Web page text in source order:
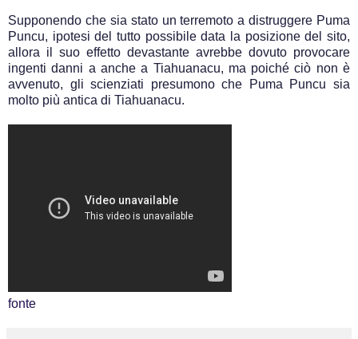
Supponendo che sia stato un terremoto a distruggere Puma
Puncu, ipotesi del tutto possibile data la posizione del sito,
allora il suo effetto devastante avrebbe dovuto provocare
ingenti danni a anche a Tiahuanacu, ma poiché ciò non è
avvenuto, gli scienziati presumono che Puma Puncu sia
molto più antica di Tiahuanacu.
fonte